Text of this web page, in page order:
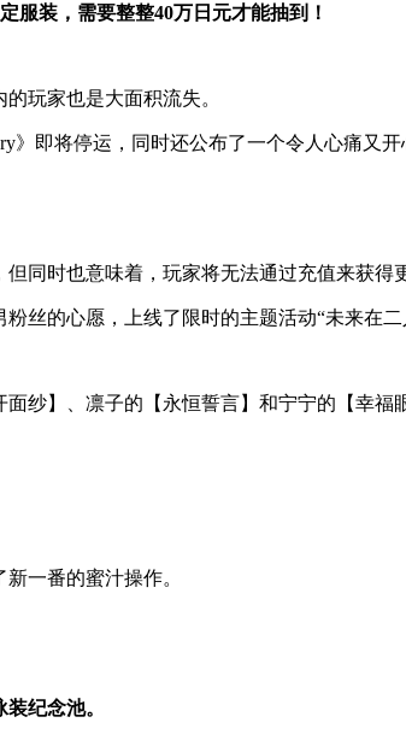
服装，需要整整40万日元才能抽到！
玩家也是大面积流失。
即将停运，同时还公布了一个令人心痛又开
同时也意味着，玩家将无法通过充值来获得
丝的心愿，上线了限时的主题活动“未来在二
纱】、凛子的【永恒誓言】和宁宁的【幸福
一番的蜜汁操作。
纪念池。